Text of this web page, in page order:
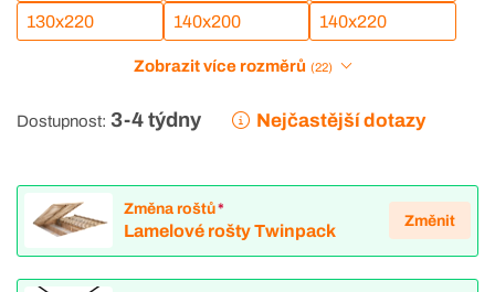
130x220 140x200 140x220
Zobrazit více rozměrů (22)
Dostupnost: 3-4 týdny Nejčastější dotazy
Změna roštů*
Lamelové rošty Twinpack
Změnit